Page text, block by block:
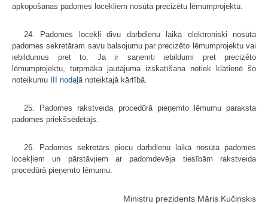
apkopošanas padomes locekļiem nosūta precizētu lēmumprojektu.
24. Padomes locekļi divu darbdienu laikā elektroniski nosūta
padomes sekretāram savu balsojumu par precizēto lēmumprojektu vai
iebildumus pret to. Ja ir saņemti iebildumi pret precizēto
lēmumprojektu, turpmāka jautājuma izskatīšana notiek klātienē šo
noteikumu III nodaļā noteiktajā kārtībā.
25. Padomes rakstveida procedūrā pieņemto lēmumu paraksta
padomes priekšsēdētājs.
26. Padomes sekretārs piecu darbdienu laikā nosūta padomes
locekļiem un pārstāvjiem ar padomdevēja tiesībām rakstveida
procedūrā pieņemto lēmumu.
Ministru prezidents Māris Kučinskis